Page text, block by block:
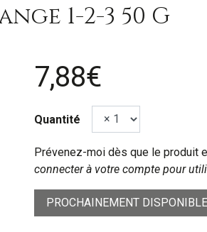
1-2-3 50 G
7,88€
Quantité
Prévenez-moi dès que le produit
connecter à votre compte pour
PROCHAINEMENT DISPONIBLE